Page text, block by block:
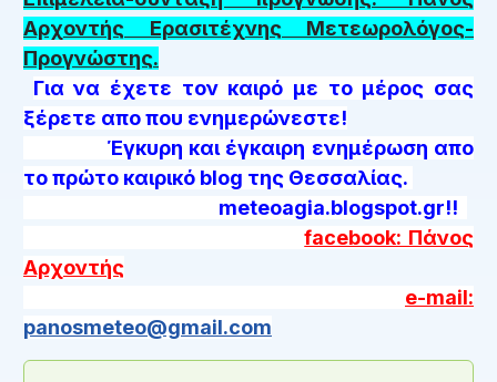
Αρχοντής Ερασιτέχνης Μετεωρολόγος-
Προγνώστης.
Για να έχετε τον καιρό με το μέρος σας
ξέρετε απο που ενημερώνεστε!
Έγκυρη και έγκαιρη ενημέρωση απο
το πρώτο καιρικό blog της Θεσσαλίας.
meteoagia.blogspot.gr!!
facebook: Πάνος
Αρχοντής
e-mail:
panosmeteo@gmail.com